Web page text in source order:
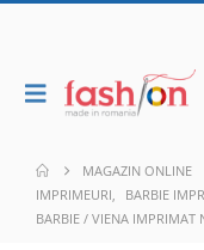
MAGAZIN ONLINE
IMPRIMEURI, BARBIE
BARBIE / VIENA IMPRIMAT